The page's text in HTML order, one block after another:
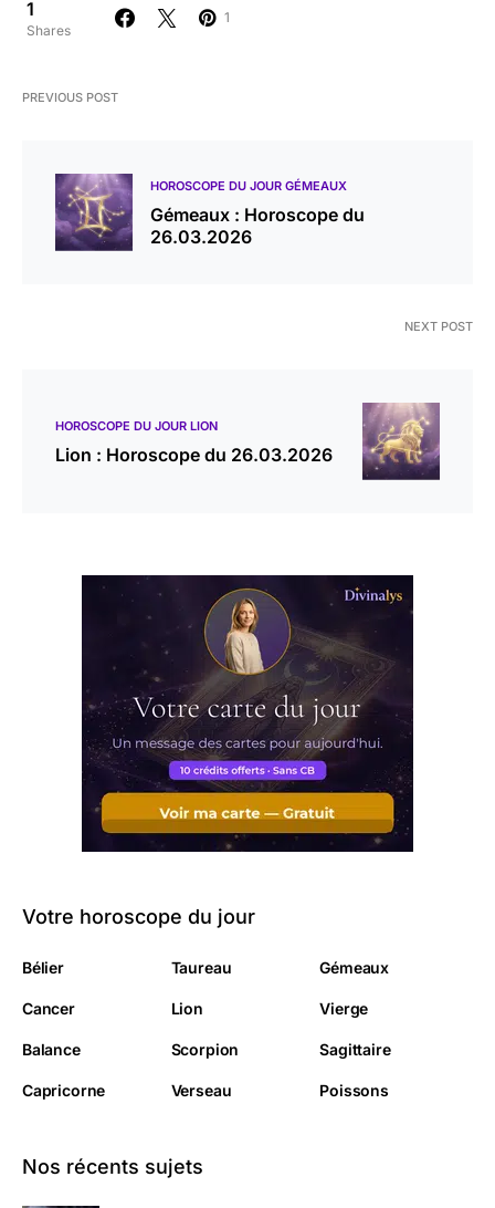
1
Shares
1
PREVIOUS POST
HOROSCOPE DU JOUR GÉMEAUX
Gémeaux : Horoscope du
26.03.2026
NEXT POST
HOROSCOPE DU JOUR LION
Lion : Horoscope du 26.03.2026
Votre horoscope du jour
Bélier Taureau Gémeaux
Cancer Lion Vierge
Balance Scorpion Sagittaire
Capricorne Verseau Poissons
Nos récents sujets